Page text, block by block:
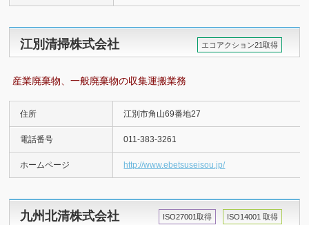
江別清掃株式会社 エコアクション21取得
産業廃棄物、一般廃棄物の収集運搬業務
住所 江別市角山69番地27
電話番号 011-383-3261
ホームページ http://www.ebetsuseisou.jp/
九州北清株式会社 ISO14001 取得
ISO27001取得